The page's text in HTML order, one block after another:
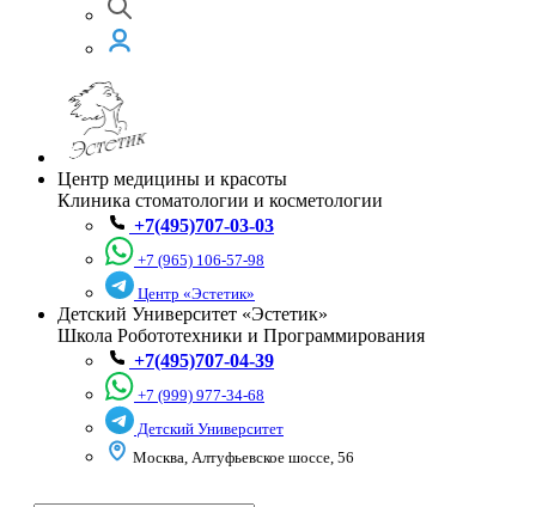
Центр медицины и красоты
Клиника стоматологии и косметологии
+7(495)707-03-03
+7 (965) 106-57-98
Центр «Эстетик»
Детский Университет «Эстетик»
Школа Робототехники и Программирования
+7(495)707-04-39
+7 (999) 977-34-68
Детский Университет
Москва, Алтуфьевское шоссе, 56